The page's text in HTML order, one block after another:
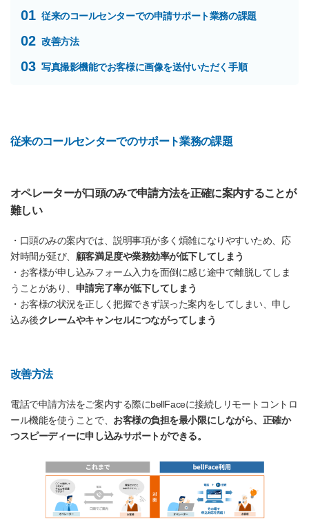
01 従来のコールセンターでの申請サポート業務の課題
02 改善方法
03 写真撮影機能でお客様に画像を送付いただく手順
従来のコールセンターでのサポート業務の課題
オペレーターが口頭のみで申請方法を正確に案内することが
難しい
・口頭のみの案内では、説明事項が多く煩雑になりやすいため、応
対時間が延び、 顧客満足度や業務効率が低下してしまう
・お客様が申し込みフォーム入力を面倒に感じ途中で離脱してしま
うことがあり、 申請完了率が低下してしまう
・お客様の状況を正しく把握できず誤った案内をしてしまい、申し
込み後クレームやキャンセルにつながってしまう
改善方法
電話で申請方法をご案内する際にbellFaceに接続しリモートコントロ
ール機能を使うことで、 お客様の負担を最小限にしながら、正確か
つスピーディーに申し込みサポートができる。